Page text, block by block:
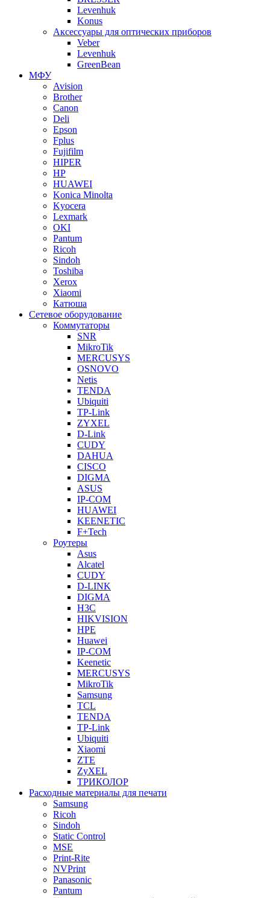
Levenhuk
Konus
Аксессуары для оптических приборов
Veber
Levenhuk
GreenBean
МФУ
Avision
Brother
Canon
Deli
Epson
Fplus
Fujifilm
HIPER
HP
HUAWEI
Konica Minolta
Kyocera
Lexmark
OKI
Pantum
Ricoh
Sindoh
Toshiba
Xerox
Xiaomi
Катюша
Сетевое оборудование
Коммутаторы
SNR
MikroTik
MERCUSYS
OSNOVO
Netis
TENDA
Ubiquiti
TP-Link
ZYXEL
D-Link
CUDY
DAHUA
CISCO
DIGMA
ASUS
IP-COM
HUAWEI
KEENETIC
F+Tech
Роутеры
Asus
Alcatel
CUDY
D-LINK
DIGMA
H3C
HIKVISION
HPE
Huawei
IP-COM
Keenetic
MERCUSYS
MikroTik
Samsung
TCL
TENDA
TP-Link
Ubiquiti
Xiaomi
ZTE
ZyXEL
ТРИКОЛОР
Расходные материалы для печати
Samsung
Ricoh
Sindoh
Static Control
MSE
Print-Rite
NVPrint
Panasonic
Pantum